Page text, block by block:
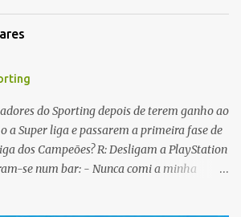
do Sporting depois de terem ganho ao
a Super liga e passarem a primeira fase de
dos Campeões? R: Desligam a PlayStation
se num bar: - Nunca comi a minha